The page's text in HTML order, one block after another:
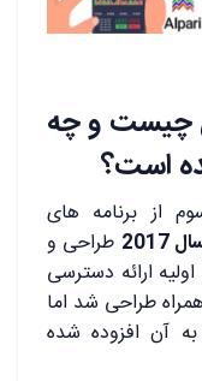
چیست و چه
است؟
از برنامه های
طراحی و
ارائه دسترسی
طراحی شد اما
آن افزوده شده